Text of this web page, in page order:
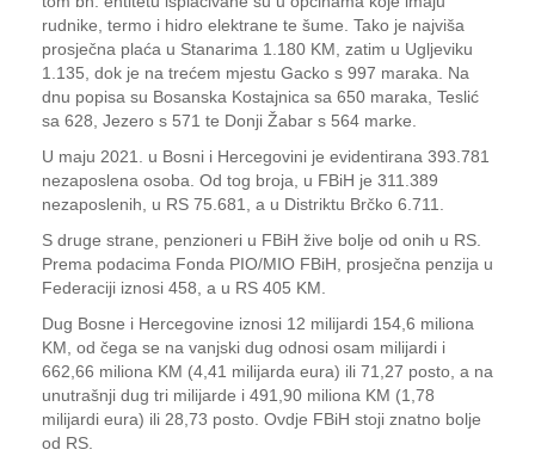
rudnike, termo i hidro elektrane te šume. Tako je najviša
prosječna plaća u Stanarima 1.180 KM, zatim u Ugljeviku
1.135, dok je na trećem mjestu Gacko s 997 maraka. Na
dnu popisa su Bosanska Kostajnica sa 650 maraka, Teslić
sa 628, Jezero s 571 te Donji Žabar s 564 marke.
U maju 2021. u Bosni i Hercegovini je evidentirana 393.781
nezaposlena osoba. Od tog broja, u FBiH je 311.389
nezaposlenih, u RS 75.681, a u Distriktu Brčko 6.711.
S druge strane, penzioneri u FBiH žive bolje od onih u RS.
Prema podacima Fonda PIO/MIO FBiH, prosječna penzija u
Federaciji iznosi 458, a u RS 405 KM.
Dug Bosne i Hercegovine iznosi 12 milijardi 154,6 miliona
KM, od čega se na vanjski dug odnosi osam milijardi i
662,66 miliona KM (4,41 milijarda eura) ili 71,27 posto, a na
unutrašnji dug tri milijarde i 491,90 miliona KM (1,78
milijardi eura) ili 28,73 posto. Ovdje FBiH stoji znatno bolje
od RS.